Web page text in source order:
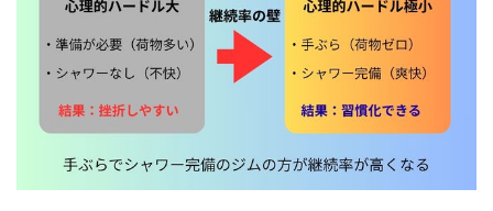
か？
6.5
Q5.食
限が
す